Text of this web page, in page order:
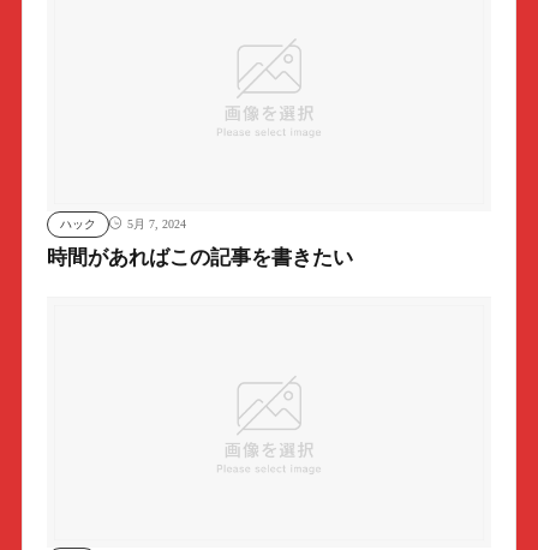
ハック 5月 7, 2024
時間があればこの記事を書きたい